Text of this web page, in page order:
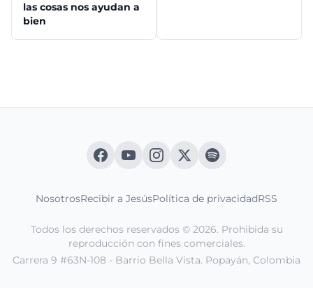
las cosas nos ayudan a
bien
NosotrosRecibir a JesúsPolítica de privacidadRSS
Todos los derechos reservados © 2026. Prohibida su
reproducción con fines comerciales.
Carrera 9 #63N-108 - Barrio Bella Vista. Popayán, Colombia